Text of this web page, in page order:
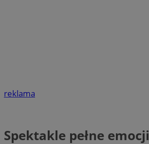
reklama
Spektakle pełne emocji